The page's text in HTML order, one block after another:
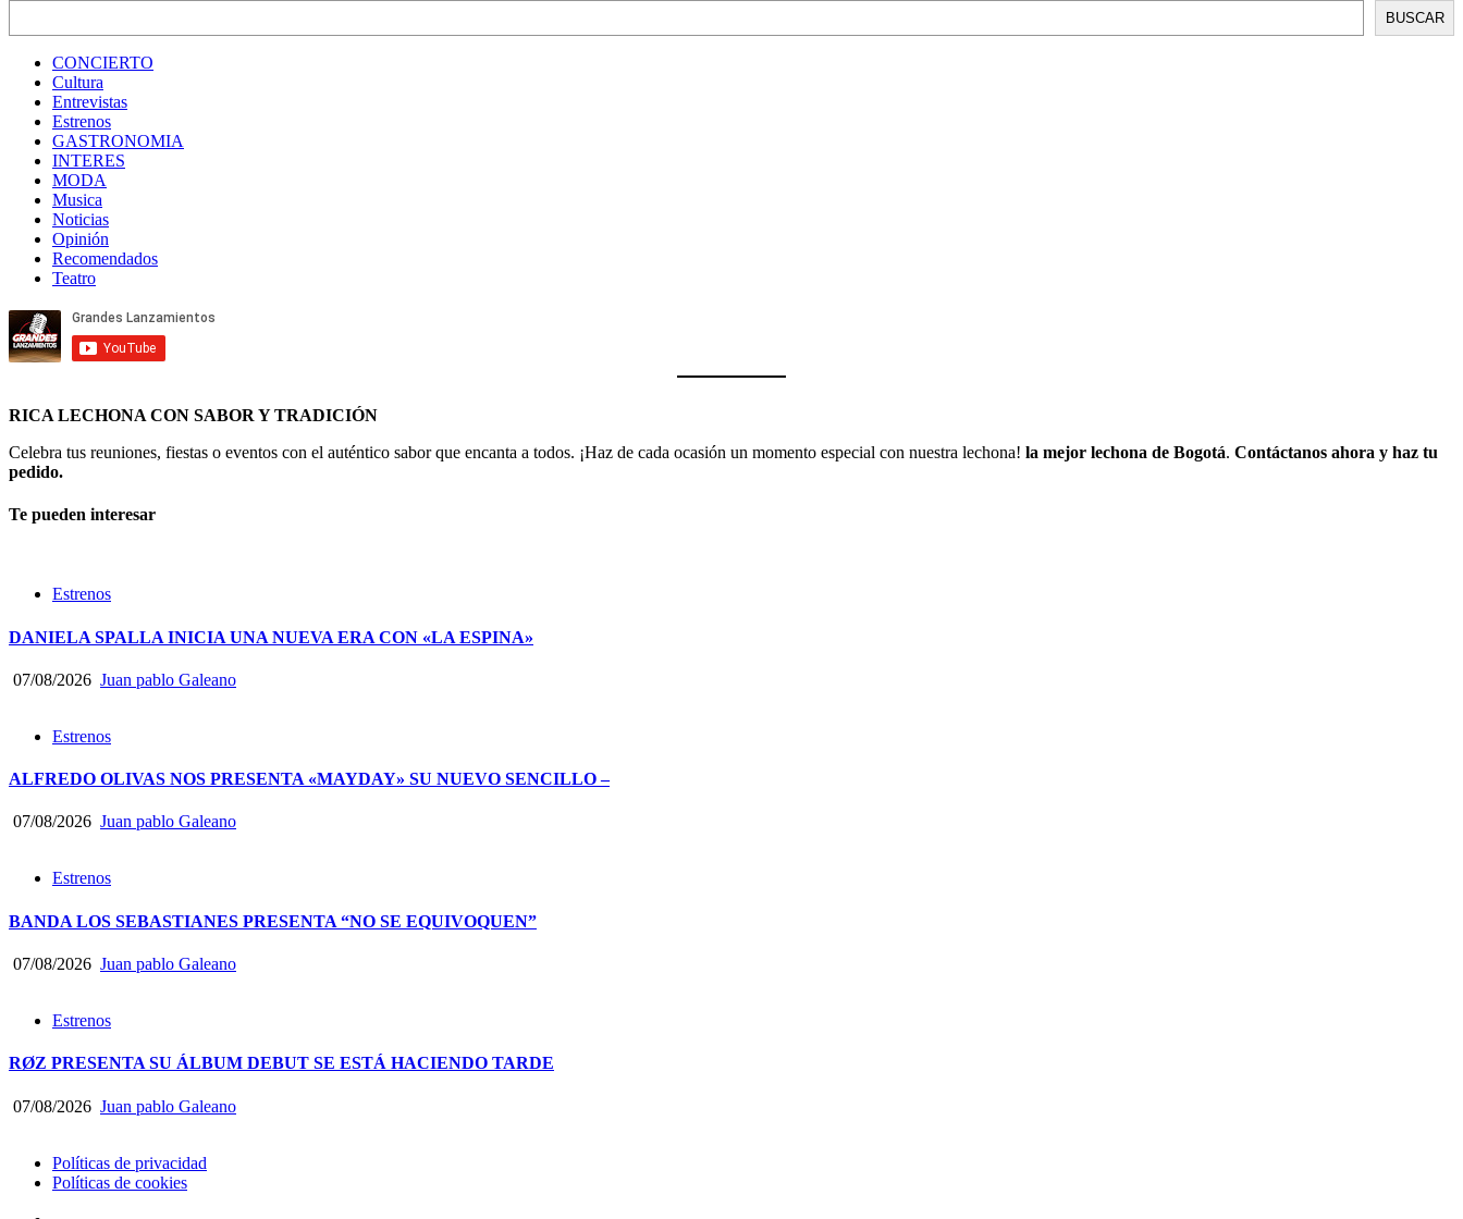
BUSCAR
CONCIERTO
Cultura
Entrevistas
Estrenos
GASTRONOMIA
INTERES
MODA
Musica
Noticias
Opinión
Recomendados
Teatro
RICA LECHONA CON SABOR Y TRADICIÓN
Celebra tus reuniones, fiestas o eventos con el auténtico sabor que encanta a todos. ¡Haz de cada ocasión un momento especial con nuestra lechona! la mejor lechona de Bogotá. Contáctanos ahora y haz tu
pedido.
Te pueden interesar
Estrenos
DANIELA SPALLA INICIA UNA NUEVA ERA CON «LA ESPINA»
07/08/2026 Juan pablo Galeano
Estrenos
ALFREDO OLIVAS NOS PRESENTA «MAYDAY» SU NUEVO SENCILLO –
07/08/2026 Juan pablo Galeano
Estrenos
BANDA LOS SEBASTIANES PRESENTA “NO SE EQUIVOQUEN”
07/08/2026 Juan pablo Galeano
Estrenos
RØZ PRESENTA SU ÁLBUM DEBUT SE ESTÁ HACIENDO TARDE
07/08/2026 Juan pablo Galeano
Políticas de privacidad
Políticas de cookies